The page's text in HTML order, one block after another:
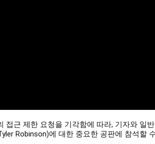
접근 제한 요청을 기각함에 따라, 기자와 일
Robinson)에 대한 중요한 공판에 참석할